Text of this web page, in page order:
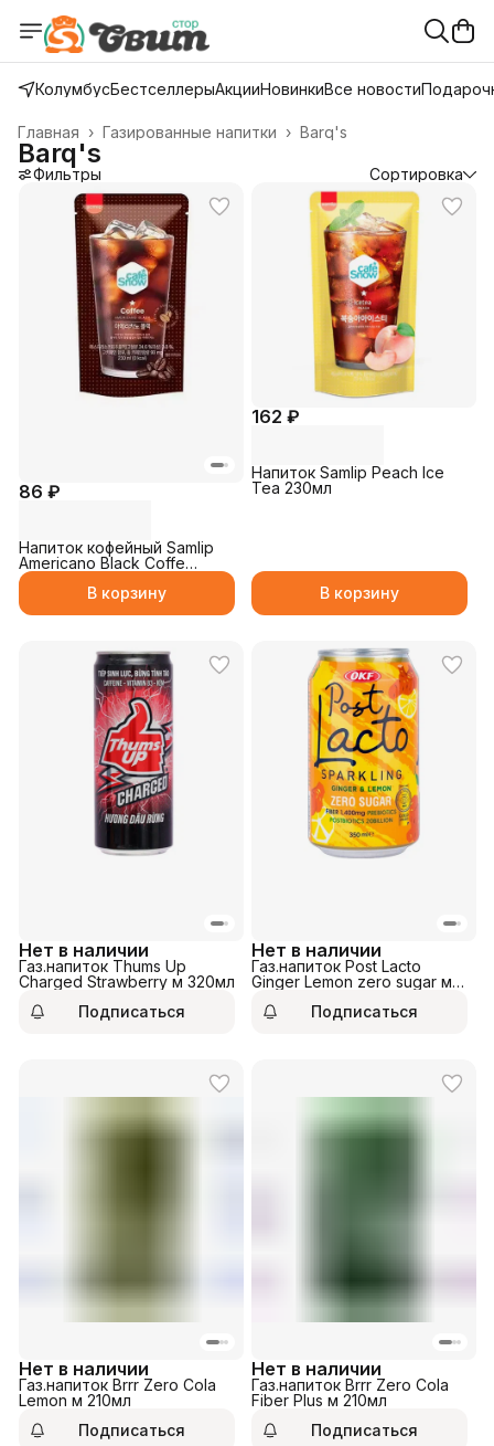
КолумбусБестселлерыАкцииНовинкиВсе новости
Barq's
Газированные напитки ›
Главная ›
Barq's
Фильтры Сортировка
86 ₽
Напиток кофейный Samlip
Americano Black Coffe
230мл
В корзину
162 ₽
Напиток Samlip Peach Ice
Tea 230мл
В корзину
Нет в наличии
Газ.напиток Thums Up
Charged Strawberry м 320мл
Подписаться
Нет в наличии
Газ.напиток Post Lacto
Ginger Lemon zero sugar м
Подписаться
Нет в наличии
Газ.напиток Brrr Zero Cola
Lemon м 210мл
Подписаться
Нет в наличии
Газ.напиток Brrr Zero Cola
Fiber Plus м 210мл
Подписаться